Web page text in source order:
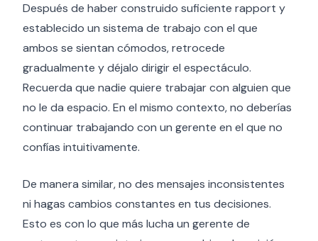
Después de haber construido suficiente rapport y
establecido un sistema de trabajo con el que
ambos se sientan cómodos, retrocede
gradualmente y déjalo dirigir el espectáculo.
Recuerda que nadie quiere trabajar con alguien que
no le da espacio. En el mismo contexto, no deberías
continuar trabajando con un gerente en el que no
confías intuitivamente.
De manera similar, no des mensajes inconsistentes
ni hagas cambios constantes en tus decisiones.
Esto es con lo que más lucha un gerente de